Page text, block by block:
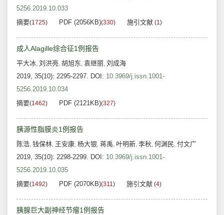
5256.2019.10.033
摘要(1725) PDF (2056KB)(330) 施引文献 (1)
成人Alagille综合征1例报告
平大冰, 刘洪亮, 胡旭东, 袁继丽, 刘成海
2019, 35(10): 2295-2297. DOI: 10.3969/j.issn.1001-
5256.2019.10.034
摘要(1462) PDF (2121KB)(327)
胰源性脂膜炎1例报告
陈浩, 钱保林, 王安康, 杨大银, 蒋禹, 叶明新, 李秋, 何渊民, 付文广
2019, 35(10): 2298-2299. DOI: 10.3969/j.issn.1001-
5256.2019.10.035
摘要(1492) PDF (2070KB)(311) 施引文献 (4)
胰腺巨大副神经节瘤1例报告